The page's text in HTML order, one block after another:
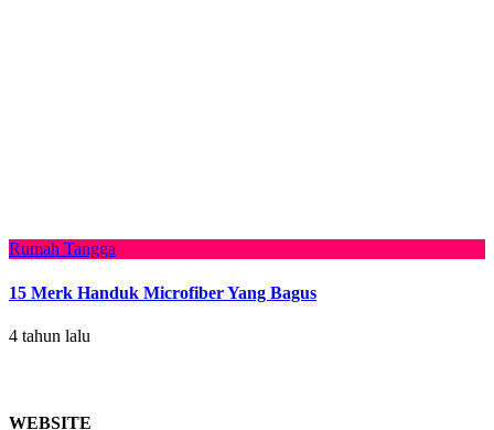
Rumah Tangga
15 Merk Handuk Microfiber Yang Bagus
4 tahun lalu
WEBSITE